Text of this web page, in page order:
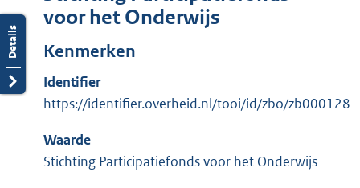
voor het Onderwijs
Kenmerken
Identifier
https://identifier.overheid.nl/tooi/id/zbo/zb000128
Waarde
Stichting Participatiefonds voor het Onderwijs